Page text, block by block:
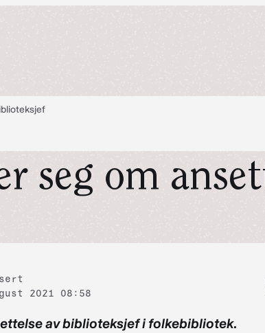
seg om
2021 08:58
av biblioteksjef i folkebibliotek.